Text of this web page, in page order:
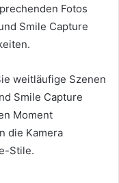
Fotos
Smile Capture
weitläufige Szenen
Smile Capture
Moment
die Kamera
Stile.